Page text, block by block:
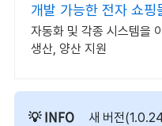
개발 가능한 전자 쇼핑
자동화 및 각종 시스템을
생산, 양산 지원
새 버전